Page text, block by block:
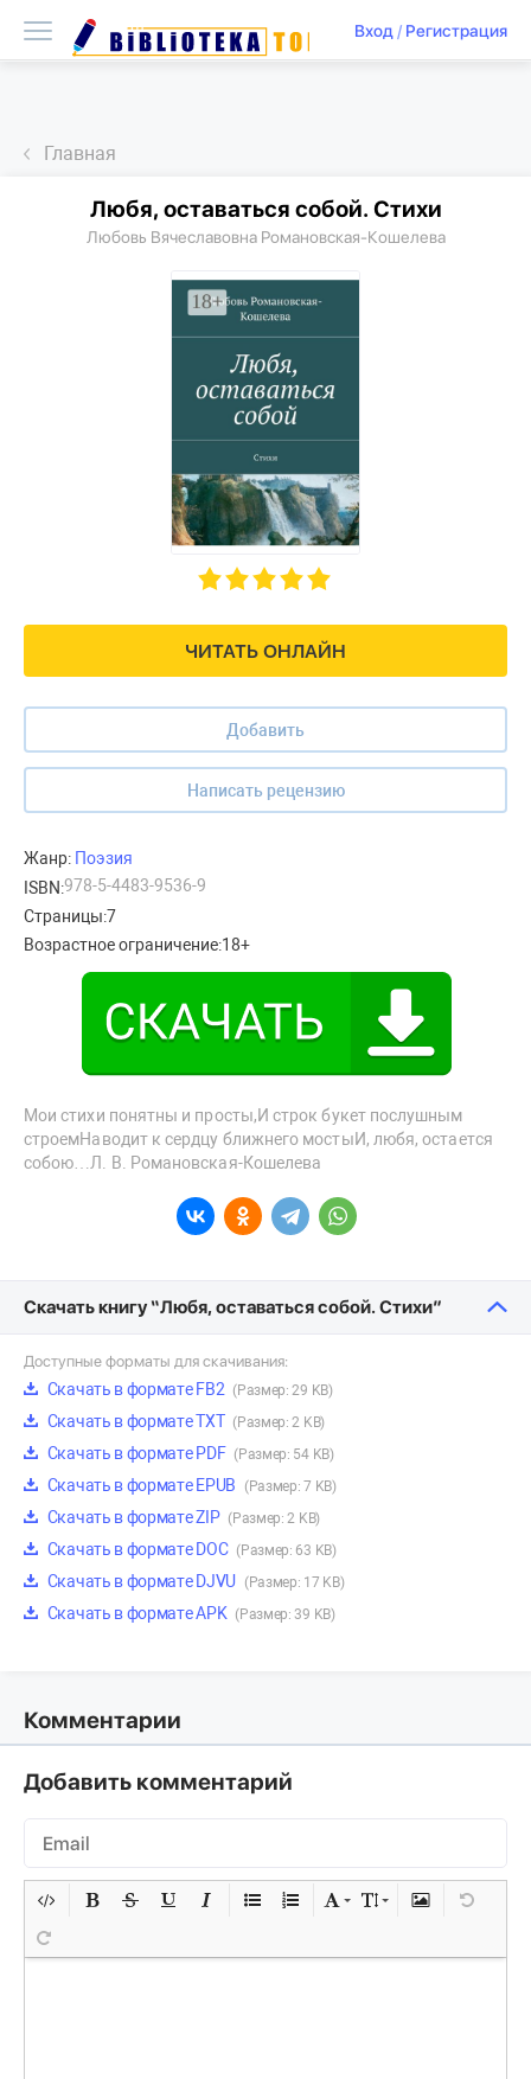
Вход/ Регистрация
Главная
ЧИТАТЬ ОНЛАЙН
Добавить
Написать рецензию
Любя, оставаться собой. Стихи
Любовь Вячеславовна Романовская-Кошелева
Жанр: Поэзия
ISBN:978-5-4483-9536-9
Страницы:7
Возрастное ограничение:18+
Мои стихи понятны и просты,И строк букет послушным
строемНаводит к сердцу ближнего мостыИ, любя, остается
собою…Л. В. Романовская-Кошелева
Скачать книгу “Любя, оставаться собой. Стихи”
Доступные форматы для скачивания:
Скачать в формате FB2 (Размер: 29 KB)
Скачать в формате TXT (Размер: 2 KB)
Скачать в формате PDF (Размер: 54 KB)
Скачать в формате EPUB (Размер: 7 KB)
Скачать в формате ZIP (Размер: 2 KB)
Скачать в формате DOC (Размер: 63 KB)
Скачать в формате DJVU (Размер: 17 KB)
Скачать в формате APK (Размер: 39 KB)
Комментарии
Добавить комментарий